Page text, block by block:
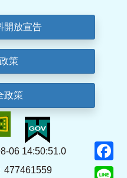
開放宣告
策
政策
06 14:50:51.0
477461559